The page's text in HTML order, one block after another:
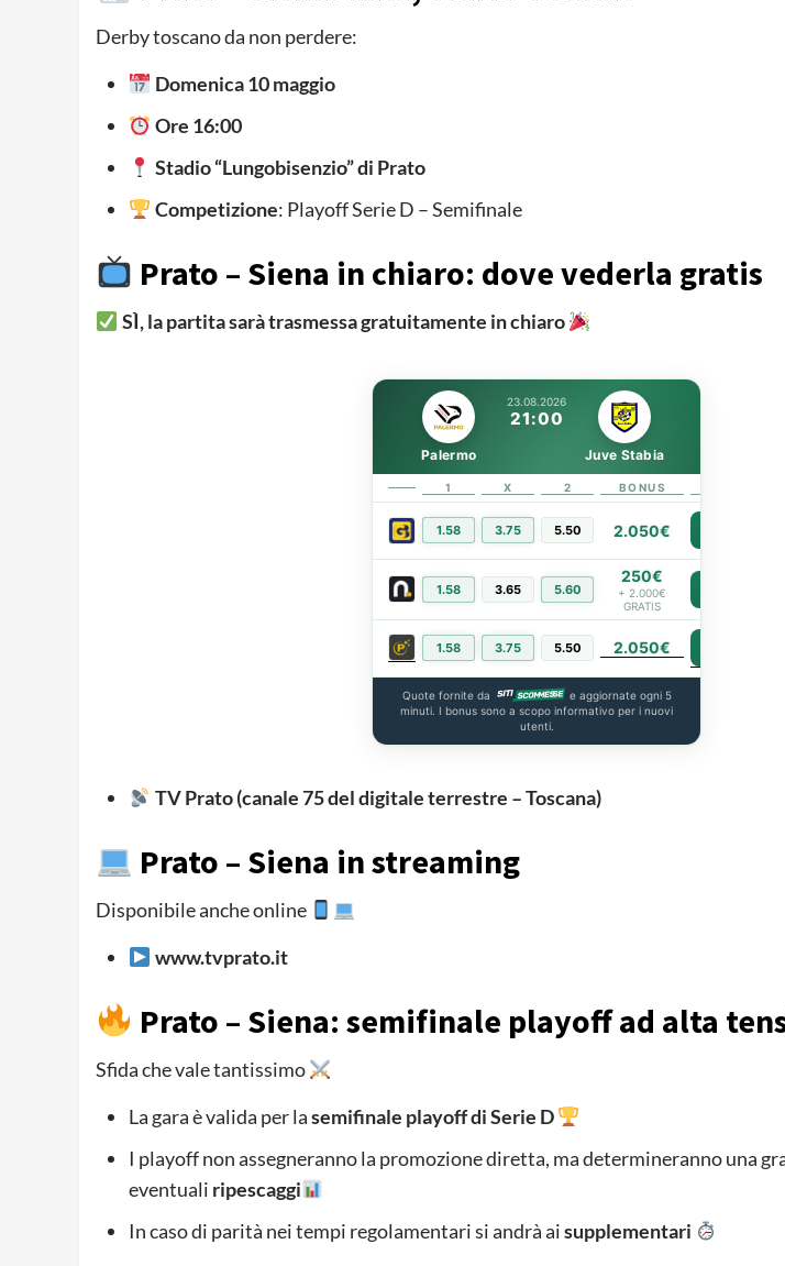
Derby toscano da non perdere:
Domenica 10 maggio
Ore 16:00
Stadio “Lungobisenzio” di Prato
Competizione: Playoff Serie D – Semifinale
Prato – Siena in chiaro: dove vederla gratis
SÌ, la partita sarà trasmessa gratuitamente in chiaro
23.08.2026
21:00
Palermo Juve Stabia
1 X 2 BONUS
1.58 3.75 5.50 2.050€
1.58 3.65 5.60
250€
+ 2.000€
GRATIS
1.58 3.75 5.50 2.050€
Quote fornite da
e aggiornate ogni 5
minuti. I bonus sono a scopo informativo per i nuovi
utenti.
TV Prato (canale 75 del digitale terrestre – Toscana)
Prato – Siena in streaming
Disponibile anche online
www.tvprato.it
Prato – Siena: semifinale playoff ad alta
Sfida che vale tantissimo
La gara è valida per lasemifinale playoff di Serie D
I playoff non assegneranno la promozione diretta, ma determineranno una
eventuali ripescaggi
In caso di parità nei tempi regolamentari si andrà aisupplementari